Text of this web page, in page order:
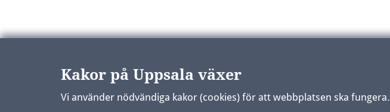
Kakor på Uppsala växer
Vi använder nödvändiga kakor (cookies) för att webbplatsen ska fungera.